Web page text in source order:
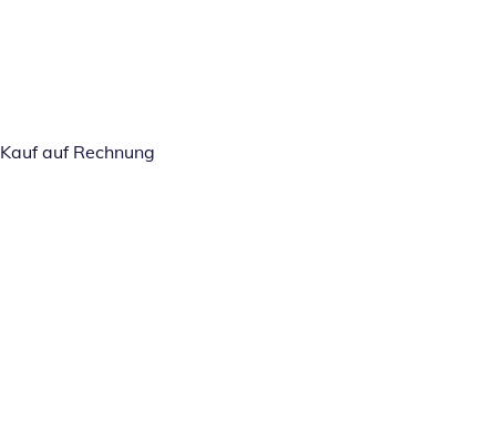
Kauf auf Rechnung